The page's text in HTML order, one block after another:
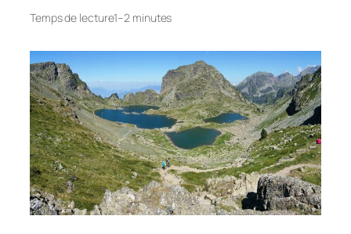
Temps de lecture1–2 minutes